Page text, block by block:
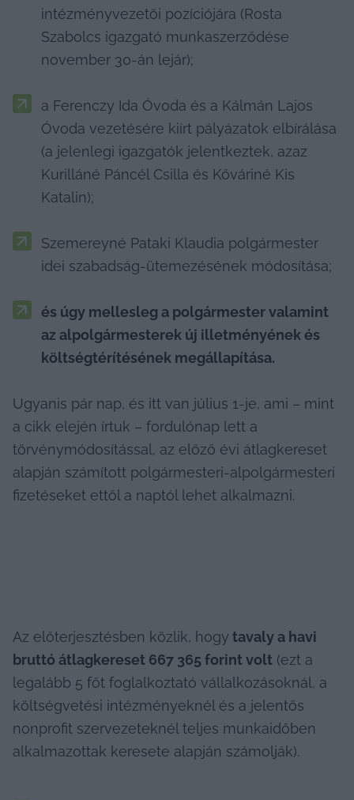
intézményvezetői pozíciójára (Rosta
Szabolcs igazgató munkaszerződése
november 30-án lejár);
a Ferenczy Ida Óvoda és a Kálmán Lajos
Óvoda vezetésére kiírt pályázatok elbírálása
(a jelenlegi igazgatók jelentkeztek, azaz
Kurilláné Páncél Csilla és Kőváriné Kis
Katalin);
Szemereyné Pataki Klaudia polgármester
idei szabadság-ütemezésének módosítása;
és úgy mellesleg a polgármester valamint
az alpolgármesterek új illetményének és
költségtérítésének megállapítása.
Ugyanis pár nap, és itt van július 1-je, ami – mint
a cikk elején írtuk – fordulónap lett a
törvénymódosítással, az előző évi átlagkereset
alapján számított polgármesteri-alpolgármesteri
fizetéseket ettől a naptól lehet alkalmazni.
Az előterjesztésben közlik, hogy tavaly a havi
bruttó átlagkereset 667 365 forint volt (ezt a
legalább 5 főt foglalkoztató vállalkozásoknál, a
költségvetési intézményeknél és a jelentős
nonprofit szervezeteknél teljes munkaidőben
alkalmazottak keresete alapján számolják).